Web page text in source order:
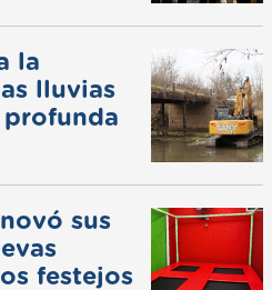
la
lluvias
sus
festejos